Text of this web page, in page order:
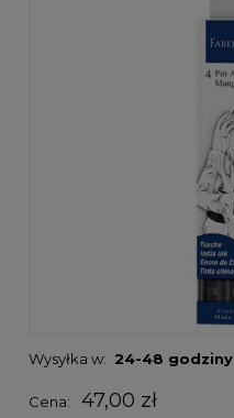
Wysyłka w: 24-48 godziny
Cena: 47,00 zł